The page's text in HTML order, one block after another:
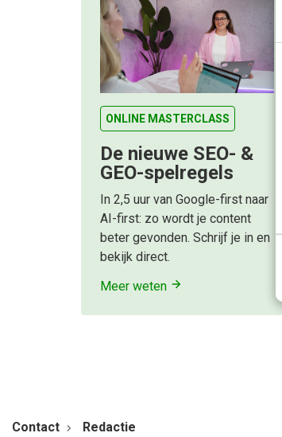
ONLINE MASTERCLASS
De nieuwe SEO- &
GEO-spelregels
In 2,5 uur van Google-first naar
AI-first: zo wordt je content
beter gevonden. Schrijf je in en
bekijk direct.
Meer weten
Contact Redactie